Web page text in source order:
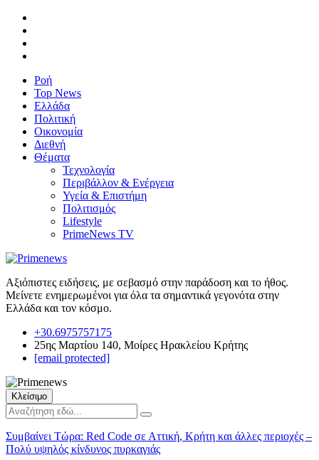
Ροή
Top News
Ελλάδα
Πολιτική
Οικονομία
Διεθνή
Θέματα
Τεχνολογία
Περιβάλλον & Ενέργεια
Υγεία & Επιστήμη
Πολιτισμός
Lifestyle
PrimeNews TV
Αξιόπιστες ειδήσεις, με σεβασμό στην παράδοση και το ήθος.
Μείνετε ενημερωμένοι για όλα τα σημαντικά γεγονότα στην
Ελλάδα και τον κόσμο.
+30.6975757175
25ης Μαρτίου 140, Μοίρες Ηρακλείου Κρήτης
[email protected]
Κλείσιμο
Συμβαίνει Τώρα: Red Code σε Αττική, Κρήτη και άλλες περιοχές –
Πολύ υψηλός κίνδυνος πυρκαγιάς